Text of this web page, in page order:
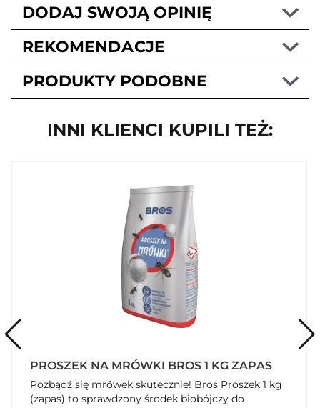
Opis produktu
Mrówkofon V Granulat do zwalczania mrówek w
pomieszczeniach i ich bezpośrednim sąsiedztwie, na
Pozostałe informacje
Przygotowanie i stosowanie
Sposób użycia: Wsypać ok. 10 g na gniazdo bądź ścieżki
wędrówek owadów, skąd zostanie wniesiony do gniazda. W
pomieszczeniach wysypać preparat na tekturce, aby nie
pobrudzić powierzchni. Mrówki giną po ok. 24 h od
wysypania. W razie potrzeby powtórzyć zabieg. W
przypadku zbrylenia mocno wstrząsnąć - preparat nie traci
własności użytkowych. Jeśli produkt zostanie usunięty z
miejsca zastosowania przez wiatr lub deszcz zabieg należy
Przechowywanie
Data ważności i nr serii na opakowaniu.
Rodzaj przechowywania
Typ: Przechowywać w temperaturze otoczenia
DODAJ SWOJĄ OPINIĘ
REKOMENDACJE
PRODUKTY PODOBNE
INNI KLIENCI KUPILI TEŻ:
PROSZEK NA MRÓWKI BROS 1 KG ZAPAS
Pozbądź się mrówek skutecznie! Bros Proszek 1 kg
(zapas) to sprawdzony środek biobójczy do